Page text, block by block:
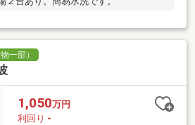
一部）
1,050万円
利回り -